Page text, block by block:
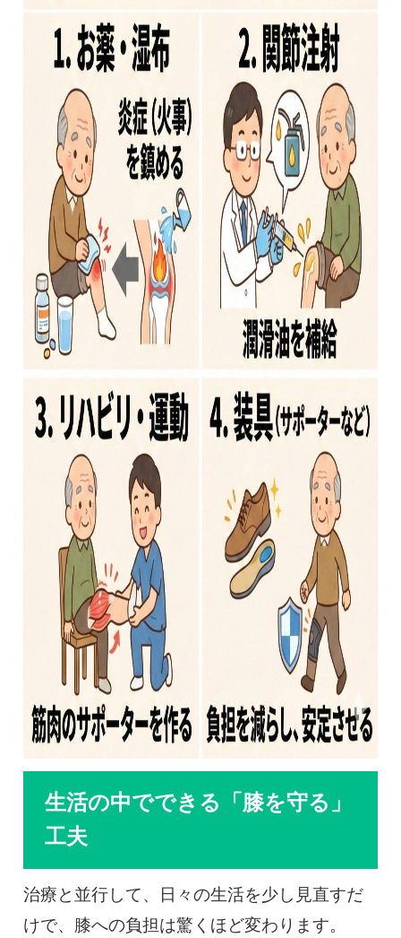
生活の中でできる「膝を守る」
工夫
治療と並行して、日々の生活を少し見直すだ
けで、膝への負担は驚くほど変わります。